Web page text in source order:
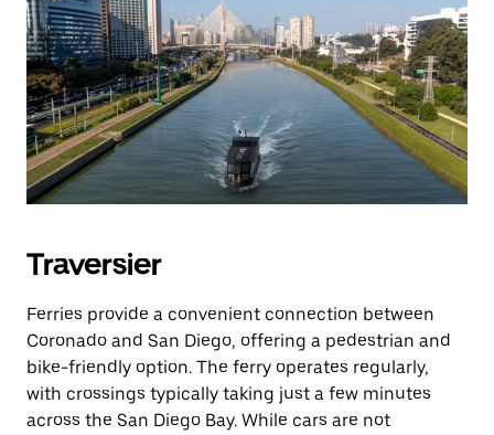
Traversier
Ferries provide a convenient connection between
Coronado and San Diego, offering a pedestrian and
bike-friendly option. The ferry operates regularly,
with crossings typically taking just a few minutes
across the San Diego Bay. While cars are not